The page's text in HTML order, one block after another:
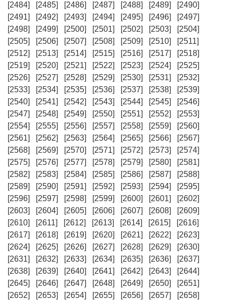
[2484]
[2485] [2486] [2487] [2488] [2489]
[2490]
[2491]
[2492] [2493] [2494] [2495] [2496]
[2497]
[2498]
[2499] [2500] [2501] [2502] [2503]
[2504]
[2505]
[2506] [2507] [2508] [2509] [2510]
[2511]
[2512]
[2513] [2514] [2515] [2516] [2517]
[2518]
[2519]
[2520] [2521] [2522] [2523] [2524]
[2525]
[2526]
[2527] [2528] [2529] [2530] [2531]
[2532]
[2533]
[2534] [2535] [2536] [2537] [2538]
[2539]
[2540]
[2541] [2542] [2543] [2544] [2545]
[2546]
[2547]
[2548] [2549] [2550] [2551] [2552]
[2553]
[2554]
[2555] [2556] [2557] [2558] [2559]
[2560]
[2561]
[2562] [2563] [2564] [2565] [2566]
[2567]
[2568]
[2569] [2570] [2571] [2572] [2573]
[2574]
[2575]
[2576] [2577] [2578] [2579] [2580]
[2581]
[2582]
[2583] [2584] [2585] [2586] [2587]
[2588]
[2589]
[2590] [2591] [2592] [2593] [2594]
[2595]
[2596]
[2597] [2598] [2599] [2600] [2601]
[2602]
[2603]
[2604] [2605] [2606] [2607] [2608]
[2609]
[2610]
[2611] [2612] [2613] [2614] [2615]
[2616]
[2617]
[2618] [2619] [2620] [2621] [2622]
[2623]
[2624]
[2625] [2626] [2627] [2628] [2629]
[2630]
[2631]
[2632] [2633] [2634] [2635] [2636]
[2637]
[2638]
[2639] [2640] [2641] [2642] [2643]
[2644]
[2645]
[2646] [2647] [2648] [2649] [2650]
[2651]
[2652]
[2653] [2654] [2655] [2656] [2657]
[2658]